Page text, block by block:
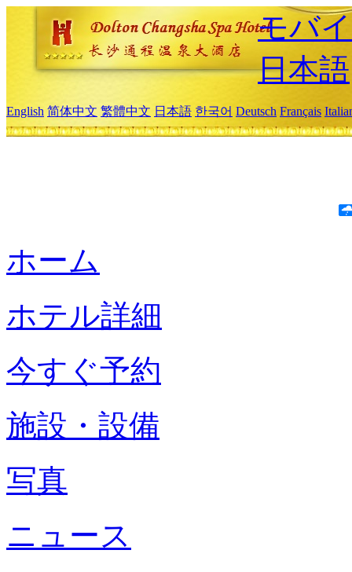
モバ
日本語
English 简体中文 繁體中文 日本語 한국어 Deutsch Français
ホーム
ホテル詳細
今すぐ予約
施設・設備
写真
ニュース